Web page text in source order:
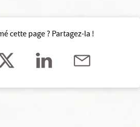
cette page ? Partagez-la !